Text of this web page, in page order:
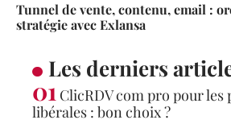
Tunnel de vente, contenu, email :
stratégie avec Exlansa
Les derniers
ClicRDV com pro pour les
libérales : bon choix ?